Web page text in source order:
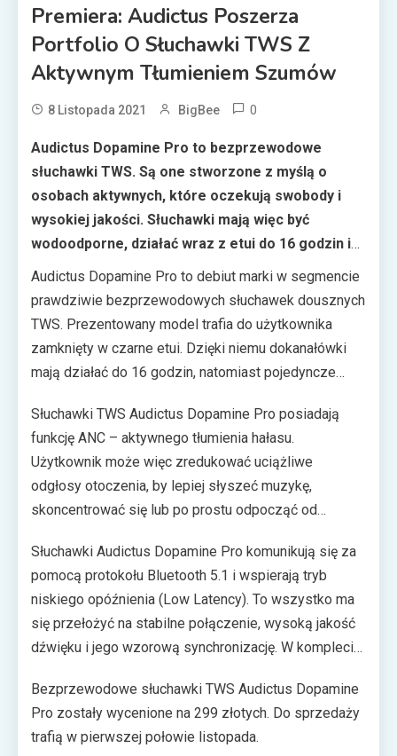
Premiera: Audictus Poszerza
Portfolio O Słuchawki TWS Z
Aktywnym Tłumieniem Szumów
8 Listopada 2021 BigBee 0
Audictus Dopamine Pro to bezprzewodowe
słuchawki TWS. Są one stworzone z myślą o
osobach aktywnych, które oczekują swobody i
wysokiej jakości. Słuchawki mają więc być
wodoodporne, działać wraz z etui do 16 godzin i
pozwalać, w razie potrzeby, na odizolowanie się
od otoczenia dzięki aktywnemu tłumieniu hałasu.
Audictus Dopamine Pro to debiut marki w segmencie
prawdziwie bezprzewodowych słuchawek dousznych
TWS. Prezentowany model trafia do użytkownika
zamknięty w czarne etui. Dzięki niemu dokanałówki
mają działać do 16 godzin, natomiast pojedyncze
pracy. Etui obsługuje ładowanie bezprzewodowe.
Możliwe jest także użycie kabla USB-C, który jest w
zestawie.
Słuchawki TWS Audictus Dopamine Pro posiadają
funkcję ANC – aktywnego tłumienia hałasu.
Użytkownik może więc zredukować uciążliwe
odgłosy otoczenia, by lepiej słyszeć muzykę,
skoncentrować się lub po prostu odpocząć od
siłowni. Dzięki wodoodpornej konstrukcji (IPX4),
powinny one bez problemu znieść zarówno trening,
jak i lekki, niespodziewany deszcz.
Słuchawki Audictus Dopamine Pro komunikują się za
pomocą protokołu Bluetooth 5.1 i wspierają tryb
niskiego opóźnienia (Low Latency). To wszystko ma
się przełożyć na stabilne połączenie, wysoką jakość
dźwięku i jego wzorową synchronizację. W komplecie
rozmiary) oraz piankowe typu memory, które
“zapamiętują” kształt ucha użytkownika i minimalizują
nacisk.
Bezprzewodowe słuchawki TWS Audictus Dopamine
Pro zostały wycenione na 299 złotych. Do sprzedaży
trafią w pierwszej połowie listopada.